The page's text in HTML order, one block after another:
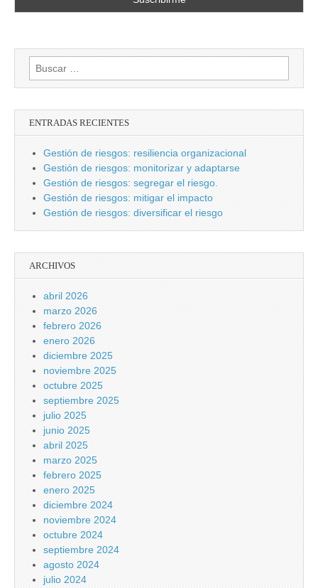
Buscar:
ENTRADAS RECIENTES
Gestión de riesgos: resiliencia organizacional
Gestión de riesgos: monitorizar y adaptarse
Gestión de riesgos: segregar el riesgo.
Gestión de riesgos: mitigar el impacto
Gestión de riesgos: diversificar el riesgo
ARCHIVOS
abril 2026
marzo 2026
febrero 2026
enero 2026
diciembre 2025
noviembre 2025
octubre 2025
septiembre 2025
julio 2025
junio 2025
abril 2025
marzo 2025
febrero 2025
enero 2025
diciembre 2024
noviembre 2024
octubre 2024
septiembre 2024
agosto 2024
julio 2024